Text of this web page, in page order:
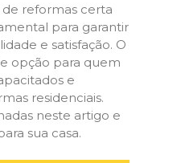
reformas certa
para garantir
e satisfação. O
opção para quem
e
residenciais.
neste artigo e
sua casa.